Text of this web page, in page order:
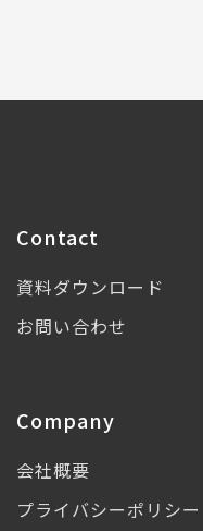
Contact
資料ダウンロード
お問い合わせ
Company
会社概要
プライバシーポリシー